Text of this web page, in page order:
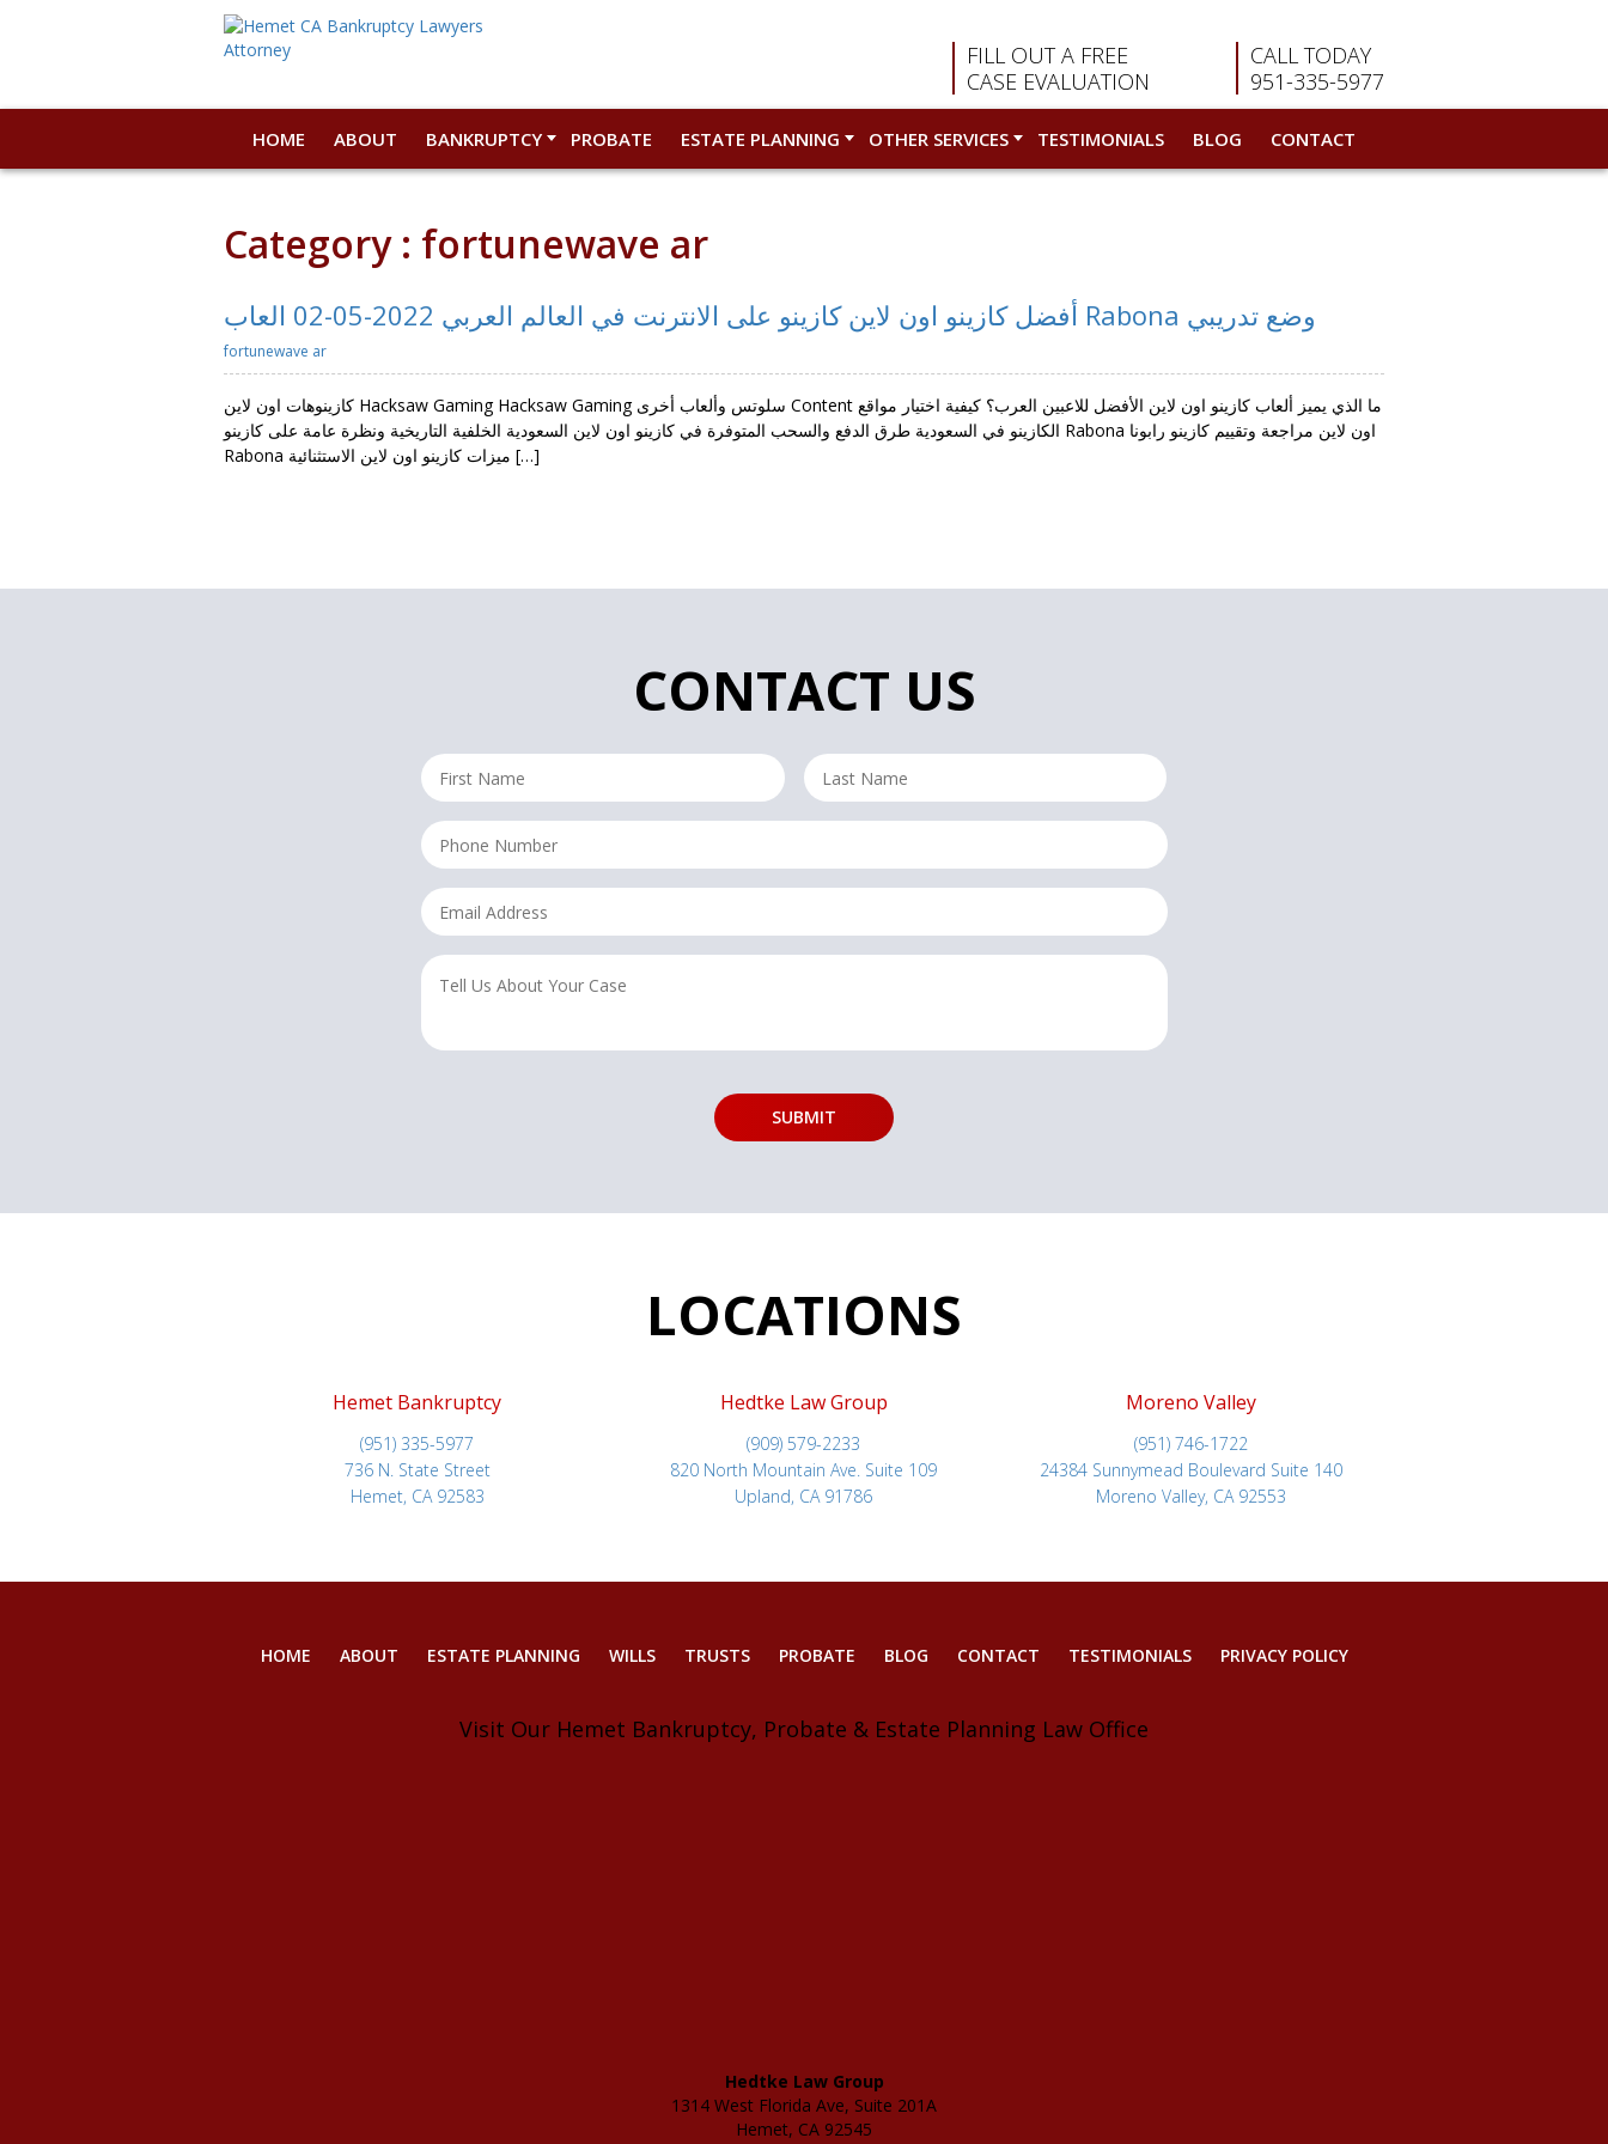
FILL OUT A FREE
CASE EVALUATION
CALL TODAY
951-335-5977
HOME ABOUT BANKRUPTCY PROBATE ESTATE PLANNING OTHER SERVICES TESTIMONIALS BLOG CONTACT
Category : fortunewave ar
أفضل كازينو اون لاين كازينو على الانترنت في العالم العربي 2022-05-02 العاب Rabona وضع تدريبي
fortunewave ar
كازينوهات اون لاين Hacksaw Gaming Hacksaw Gaming سلوتس وألعاب أخرى Content ما الذي يميز ألعاب كازينو اون لاين الأفضل للاعبين العرب؟ كيفية اختيار مواقع
الكازينو في السعودية طرق الدفع والسحب المتوفرة في كازينو اون لاين السعودية الخلفية التاريخية ونظرة عامة على كازينو Rabona اون لاين مراجعة وتقييم كازينو رابونا
Rabona ميزات كازينو اون لاين الاستثنائية […]
CONTACT US
LOCATIONS
Hemet Bankruptcy
(951) 335-5977
736 N. State Street
Hemet, CA 92583
Hedtke Law Group
(909) 579-2233
820 North Mountain Ave. Suite 109
Upland, CA 91786
Moreno Valley
(951) 746-1722
24384 Sunnymead Boulevard Suite 140
Moreno Valley, CA 92553
HOME ABOUT ESTATE PLANNING WILLS TRUSTS PROBATE BLOG CONTACT TESTIMONIALS PRIVACY POLICY
Visit Our Hemet Bankruptcy, Probate & Estate Planning Law Office
Hedtke Law Group
1314 West Florida Ave, Suite 201A
Hemet, CA 92545